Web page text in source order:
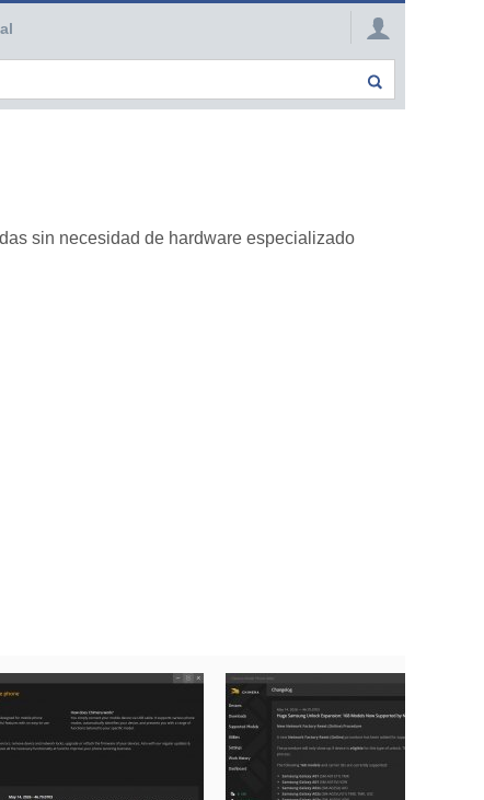
sin necesidad de hardware especializado